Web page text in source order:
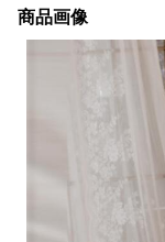
商品画像